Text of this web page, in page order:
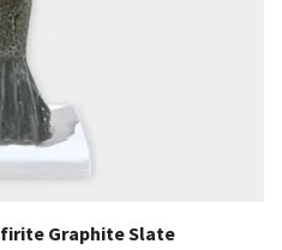
Graphite Slate